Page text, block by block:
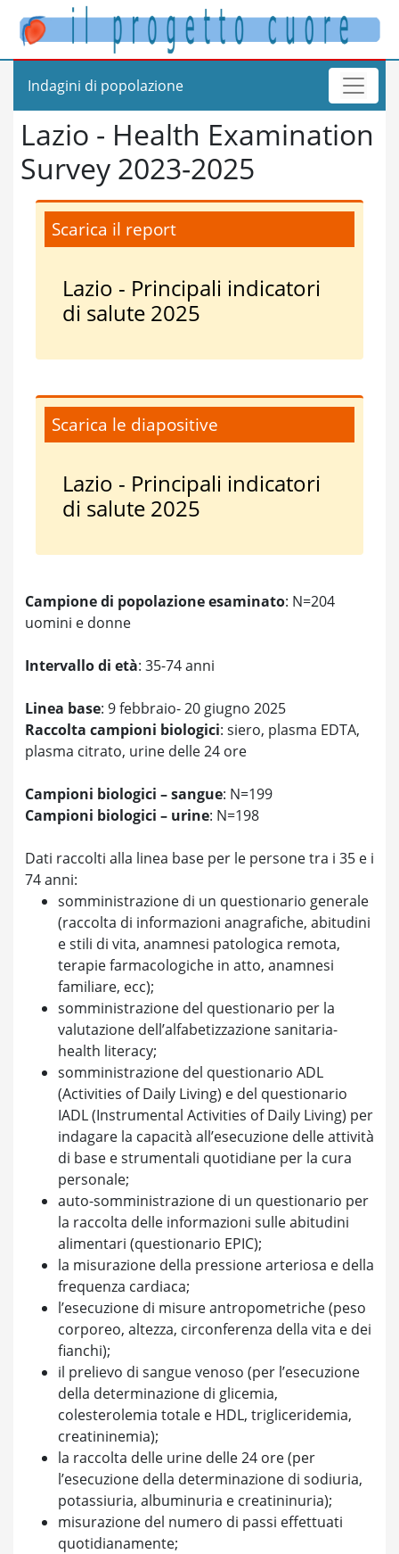
Indagini di popolazione
Lazio - Health Examination
Survey 2023-2025
Scarica il report
Lazio - Principali indicatori
di salute 2025
Scarica le diapositive
Lazio - Principali indicatori
di salute 2025
Campione di popolazione esaminato: N=204
uomini e donne
Intervallo di età: 35-74 anni
Linea base: 9 febbraio- 20 giugno 2025
Raccolta campioni biologici: siero, plasma EDTA,
plasma citrato, urine delle 24 ore
Campioni biologici – sangue: N=199
Campioni biologici – urine: N=198
Dati raccolti alla linea base per le persone tra i 35 e i
74 anni:
somministrazione di un questionario generale
(raccolta di informazioni anagrafiche, abitudini
e stili di vita, anamnesi patologica remota,
terapie farmacologiche in atto, anamnesi
familiare, ecc);
somministrazione del questionario per la
valutazione dell’alfabetizzazione sanitaria-
health literacy;
somministrazione del questionario ADL
(Activities of Daily Living) e del questionario
IADL (Instrumental Activities of Daily Living) per
indagare la capacità all’esecuzione delle attività
di base e strumentali quotidiane per la cura
personale;
auto-somministrazione di un questionario per
la raccolta delle informazioni sulle abitudini
alimentari (questionario EPIC);
la misurazione della pressione arteriosa e della
frequenza cardiaca;
l’esecuzione di misure antropometriche (peso
corporeo, altezza, circonferenza della vita e dei
fianchi);
il prelievo di sangue venoso (per l’esecuzione
della determinazione di glicemia,
colesterolemia totale e HDL, trigliceridemia,
creatininemia);
la raccolta delle urine delle 24 ore (per
l’esecuzione della determinazione di sodiuria,
potassiuria, albuminuria e creatininuria);
misurazione del numero di passi effettuati
quotidianamente;